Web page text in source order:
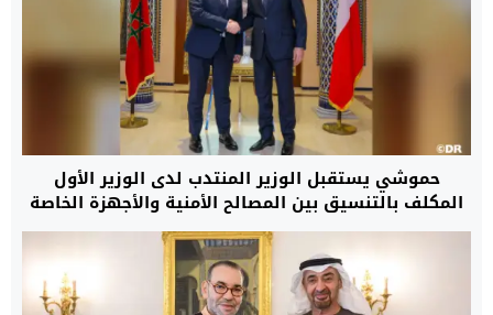
حموشي يستقبل الوزير المنتدب لدى الوزير الأول
المكلف بالتنسيق بين المصالح الأمنية والأجهزة الخاصة
بدولة بولونيا